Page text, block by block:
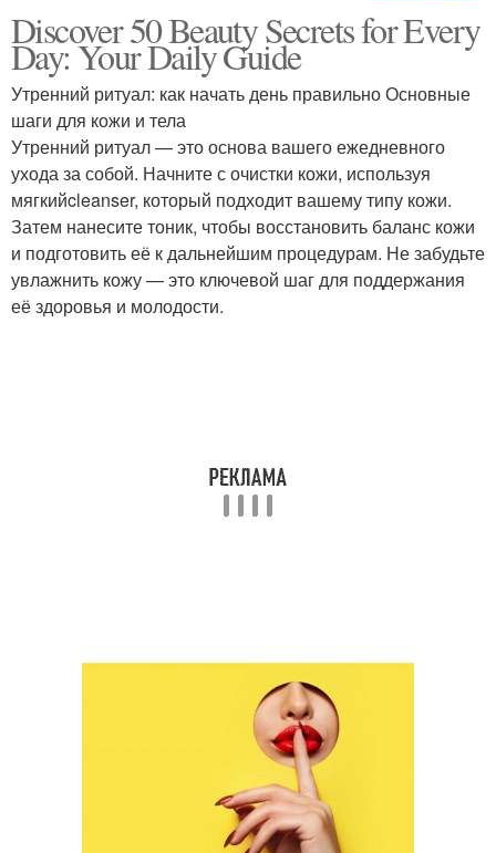
Полочка для душа Уход за кутикулой
Discover 50 Beauty Secrets for Every
Day: Your Daily Guide
Утренний ритуал: как начать день правильно Основные
шаги для кожи и тела
Утренний ритуал — это основа вашего ежедневного
ухода за собой. Начните с очистки кожи, используя
мягкийcleanser, который подходит вашему типу кожи.
Затем нанесите тоник, чтобы восстановить баланс кожи
и подготовить её к дальнейшим процедурам. Не забудьте
увлажнить кожу — это ключевой шаг для поддержания
её здоровья и молодости.